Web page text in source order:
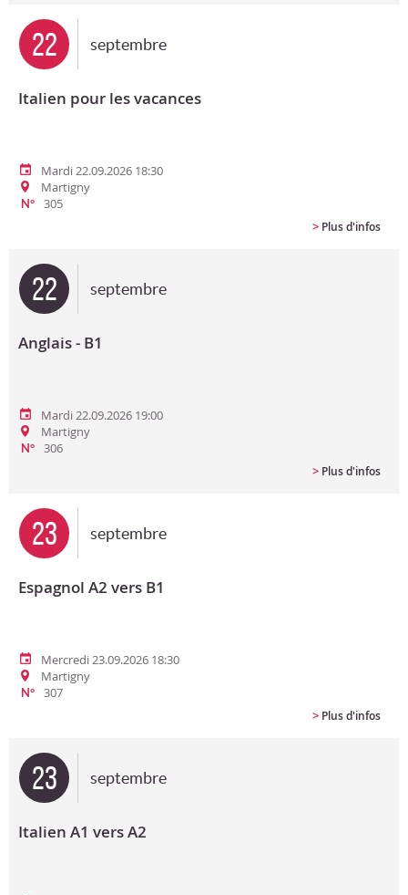
22 septembre
Italien pour les vacances
Mardi 22.09.2026 18:30
Martigny
N°
305
> Plus d'infos
22 septembre
Anglais - B1
Mardi 22.09.2026 19:00
Martigny
N°
306
> Plus d'infos
23 septembre
Espagnol A2 vers B1
Mercredi 23.09.2026 18:30
Martigny
N°
307
> Plus d'infos
23 septembre
Italien A1 vers A2